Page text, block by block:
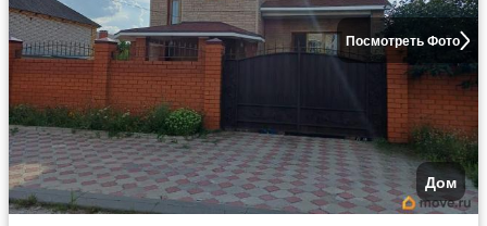
Посмотреть Фото
Дом